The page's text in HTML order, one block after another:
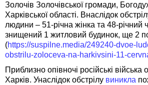
Золочів Золочівської громади,
Харківської області. Внаслідок
людини – 51-річна жінка та 48-річний
знищений 1 житловий будинок, ще 2
(https://suspilne.media/249240-dvoe-
obstrilu-zoloceva-na-harkivsini-11-
Приблизно опівночі російські війська
Харків. Унаслідок обстрілу виникла